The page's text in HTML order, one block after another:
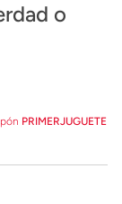
o
PRIMERJUGUETE